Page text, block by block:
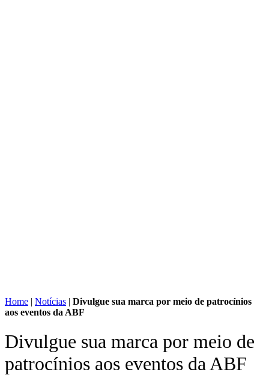
Home | Notícias | Divulgue sua marca por meio de patrocínios
aos eventos da ABF
Divulgue sua marca por meio de
patrocínios aos eventos da ABF